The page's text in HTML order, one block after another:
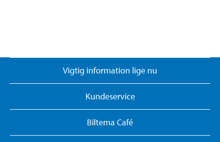
Vigtig information lige nu
Kundeservice
Biltema Café